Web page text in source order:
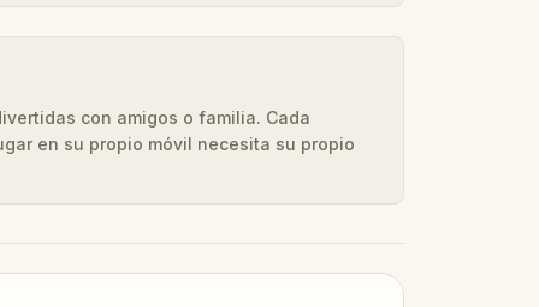
con amigos o familia. Cada
en su propio móvil necesita su propio